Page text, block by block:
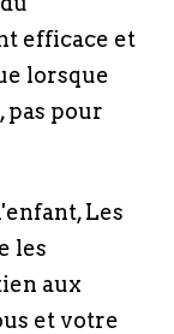
efficace et
lorsque
pas pour
Les
les
aux
et votre